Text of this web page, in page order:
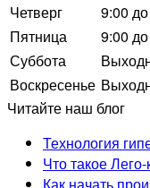
Четверг
9:00
Пятница
9:00
Суббота
Воскресенье
Читайте наш блог
Технология
Что такое